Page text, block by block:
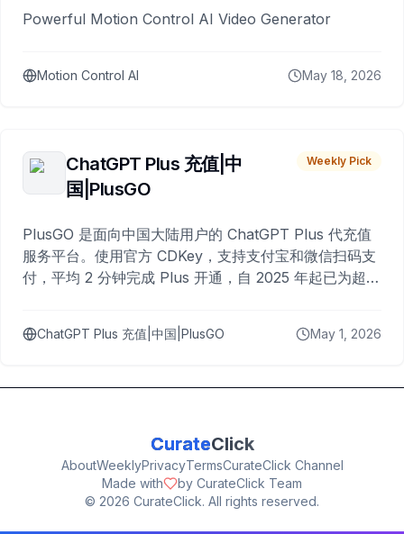
Powerful Motion Control AI Video Generator
Motion Control AI May 18, 2026
ChatGPT Plus 充值|中
国|PlusGO
Weekly Pick
PlusGO 是面向中国大陆用户的 ChatGPT Plus 代充值
服务平台。使用官方 CDKey，支持支付宝和微信扫码支
付，平均 2 分钟完成 Plus 开通，自 2025 年起已为超过
ChatGPT Plus 充值|中国|PlusGO May 1, 2026
CurateClick
AboutWeeklyPrivacyTermsCurateClick Channel
Made with
by CurateClick Team
© 2026 CurateClick. All rights reserved.